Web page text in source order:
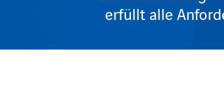
erfüllt alle